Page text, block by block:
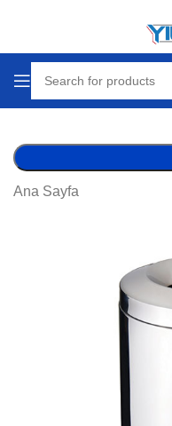
Ana Sayfa